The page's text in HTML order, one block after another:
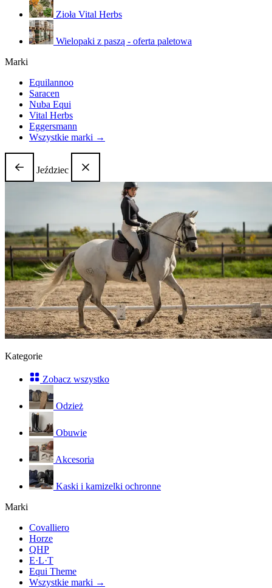
Zioła Vital Herbs
Wielopaki z paszą - oferta paletowa
Marki
Equilannoo
Saracen
Nuba Equi
Vital Herbs
Eggersmann
Wszystkie marki →
Jeździec
Kategorie
Zobacz wszystko
Odzież
Obuwie
Akcesoria
Kaski i kamizelki ochronne
Marki
Covalliero
Horze
QHP
E·L·T
Equi Theme
Wszystkie marki →